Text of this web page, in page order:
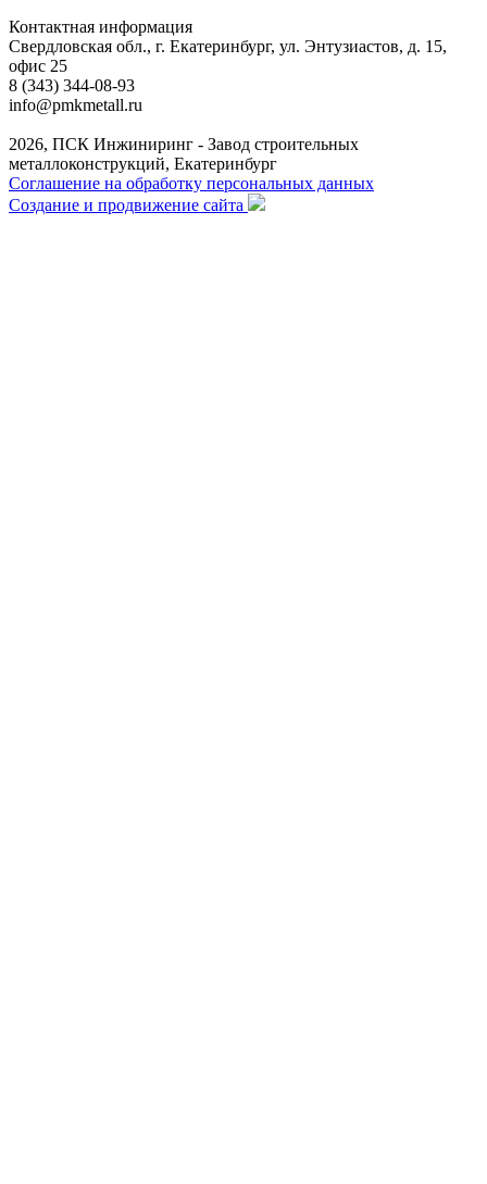
Контактная информация
Свердловская обл., г. Екатеринбург, ул. Энтузиастов, д. 15,
офис 25
8 (343) 344-08-93
info@pmkmetall.ru
2026, ПСК Инжиниринг - Завод строительных
металлоконструкций, Екатеринбург
Соглашение на обработку персональных данных
Создание и продвижение сайта